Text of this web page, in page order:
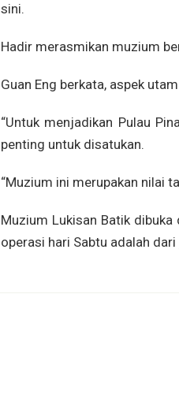
sini.
Hadir merasmikan muzium
Guan Eng berkata, aspek
“Untuk menjadikan Pulau
penting untuk disatukan.
“Muzium ini merupakan nilai
Muzium Lukisan Batik
operasi hari Sabtu adalah